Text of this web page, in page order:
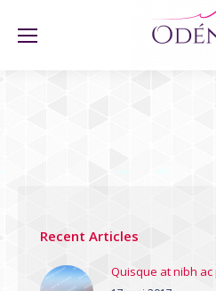
Recent Articles
Quisque at nibh